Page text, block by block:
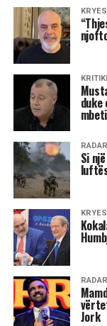
profesionale.
Më poshtë
konsiderohen
Akrepi
I njohur për
shpesh
tejkaluar,
nga të tjerët.
Luani
Luanët kanë
admirim. Kur
ndjenja e
shpesh
pozicionin e
Astrologjia i